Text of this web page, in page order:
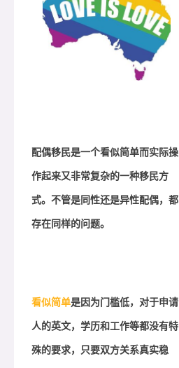
配偶移民是一个看似简单而实际操
作起来又非常复杂的一种移民方
式。不管是同性还是异性配偶，都
存在同样的问题。
看似简单是因为门槛低，对于申请
人的英文，学历和工作等都没有特
殊的要求，只要双方关系真实稳